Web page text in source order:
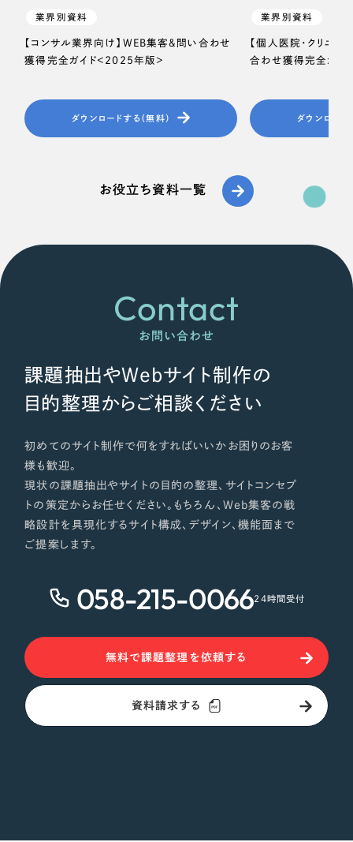
業界別資料
【コンサル業界向け】WEB集客＆問い合わせ
獲得完全ガイド＜2025年版＞
ダウンロードする（無料）
業界別資料
【個人医院・クリニッ
合わせ獲得完全ガイ
ダウンロード
お役立ち資料一覧
Contact
お問い合わせ
課題抽出やWebサイト制作の
目的整理からご相談ください
初めてのサイト制作で何をすればいいかお困りのお客
様も歓迎。
現状の課題抽出やサイトの目的の整理、サイトコンセプ
トの策定からお任せください。もちろん、Web集客の戦
略設計を具現化するサイト構成、デザイン、機能面まで
ご提案します。
058-215-006624時間受付
無料で課題整理を依頼する
資料請求する